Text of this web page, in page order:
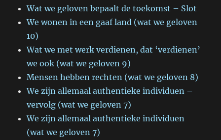
Wat we geloven bepaalt de toekomst – Slot
We wonen in een gaaf land (wat we geloven
10)
Wat we met werk verdienen, dat ‘verdienen’
we ook (wat we geloven 9)
Mensen hebben rechten (wat we geloven 8)
We zijn allemaal authentieke individuen –
vervolg (wat we geloven 7)
We zijn allemaal authentieke individuen
(wat we geloven 7)